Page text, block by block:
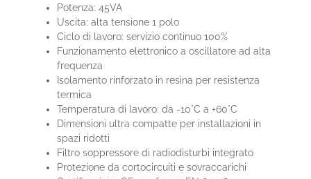
Potenza: 45VA
Uscita: alta tensione 1 polo
Ciclo di lavoro: servizio continuo 100%
Funzionamento elettronico a oscillatore ad alta
frequenza
Isolamento rinforzato in resina per resistenza
termica
Temperatura di lavoro: da -10°C a +60°C
Dimensioni ultra compatte per installazioni in
spazi ridotti
Filtro soppressore di radiodisturbi integrato
Protezione da cortocircuiti e sovraccarichi